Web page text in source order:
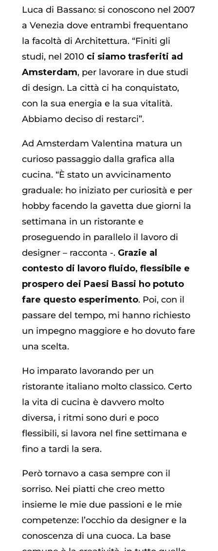
Luca di Bassano: si conoscono nel 2007
a Venezia dove entrambi frequentano
la facoltà di Architettura. “Finiti gli
studi, nel 2010ci siamo trasferiti ad
Amsterdam, per lavorare in due studi
di design. La città ci ha conquistato,
con la sua energia e la sua vitalità.
Abbiamo deciso di restarci”.
Ad Amsterdam Valentina matura un
curioso passaggio dalla grafica alla
cucina. “È stato un avvicinamento
graduale: ho iniziato per curiosità e per
hobby facendo la gavetta due giorni la
settimana in un ristorante e
proseguendo in parallelo il lavoro di
designer – racconta -. Grazie al
contesto di lavoro fluido, flessibile e
prospero dei Paesi Bassi ho potuto
fare questo esperimento. Poi, con il
passare del tempo, mi hanno richiesto
un impegno maggiore e ho dovuto fare
una scelta.
Ho imparato lavorando per un
ristorante italiano molto classico. Certo
la vita di cucina è davvero molto
diversa, i ritmi sono duri e poco
flessibili, si lavora nel fine settimana e
fino a tardi la sera.
Però tornavo a casa sempre con il
sorriso. Nei piatti che creo metto
insieme le mie due passioni e le mie
competenze: l’occhio da designer e la
conoscenza di una cuoca. La base